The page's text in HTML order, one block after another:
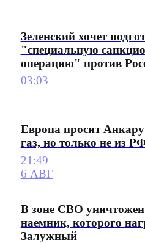
Зеленский хочет
"специальную
операцию" против
03:03
Европа просит Анкару
газ, но только не из
21:49
6 АВГ
В зоне СВО
наемник, которого
Залужный